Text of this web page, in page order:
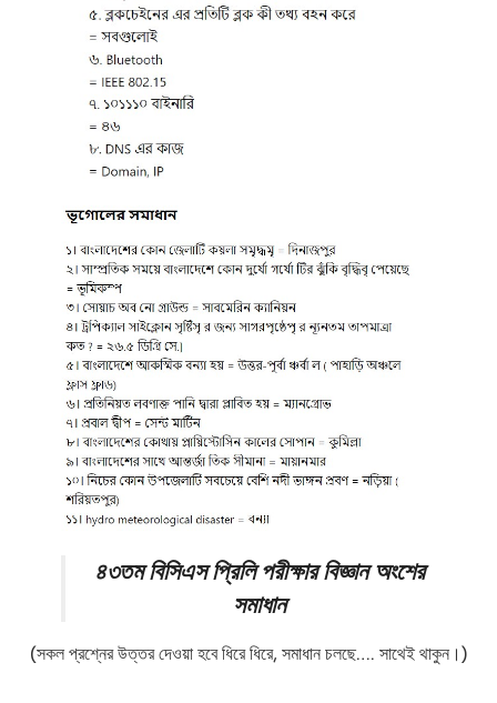
৪৩তম বিসিএস প্রিলি পরীক্ষার বিজ্ঞান অংশের
সমাধান
(সকল প্রশ্নের উত্তর দেওয়া হবে ধিরে ধিরে, সমাধান চলছে…. সাথেই থাকুন।)